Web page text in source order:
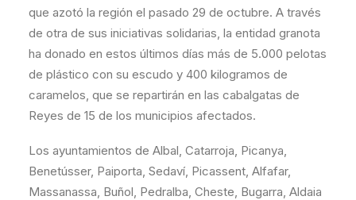
que azotó la región el pasado 29 de octubre. A través
de otra de sus iniciativas solidarias, la entidad granota
ha donado en estos últimos días más de 5.000 pelotas
de plástico con su escudo y 400 kilogramos de
caramelos, que se repartirán en las cabalgatas de
Reyes de 15 de los municipios afectados.
Los ayuntamientos de Albal, Catarroja, Picanya,
Benetússer, Paiporta, Sedaví, Picassent, Alfafar,
Massanassa, Buñol, Pedralba, Cheste, Bugarra, Aldaia